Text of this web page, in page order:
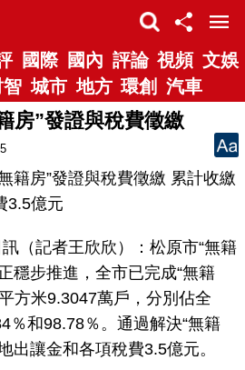
國際 國內 評論 視頻 文娛
智 城市 地方 環創 汽車
房”發證與稅費徵繳
房”發證與稅費徵繳 累計收繳
3.5億元
記者王欣欣）：松原市“無籍
穩步推進，全市已完成“無籍
方米9.3047萬戶，分別佔全
％和98.78％。通過解決“無籍
出讓金和各項稅費3.5億元。